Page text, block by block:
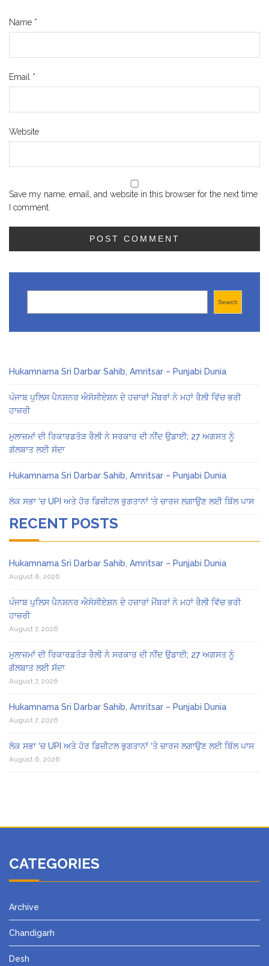
Name *
Email *
Website
Save my name, email, and website in this browser for the next time
I comment.
Search
Hukamnama Sri Darbar Sahib, Amritsar – Punjabi Dunia
ਪੰਜਾਬ ਪੁਲਿਸ ਪੈਨਸ਼ਨਰ ਐਸੋਸੀਏਸ਼ਨ ਦੇ ਹਜ਼ਾਰਾਂ ਮੈਂਬਰਾਂ ਨੇ ਮਹਾਂ ਰੈਲੀ ਵਿੱਚ ਭਰੀ
ਹਾਜ਼ਰੀ
ਮੁਲਾਜ਼ਮਾਂ ਦੀ ਰਿਕਾਰਡਤੋੜ ਰੈਲੀ ਨੇ ਸਰਕਾਰ ਦੀ ਨੀਂਦ ਉਡਾਈ; 27 ਅਗਸਤ ਨੂੰ
ਗੱਲਬਾਤ ਲਈ ਸੱਦਾ
Hukamnama Sri Darbar Sahib, Amritsar – Punjabi Dunia
ਲੋਕ ਸਭਾ ‘ਚ UPI ਅਤੇ ਹੋਰ ਡਿਜ਼ੀਟਲ ਭੁਗਤਾਨਾਂ ‘ਤੇ ਚਾਰਜ ਲਗਾਉਣ ਲਈ ਬਿੱਲ ਪਾਸ
RECENT POSTS
Hukamnama Sri Darbar Sahib, Amritsar – Punjabi Dunia
August 8, 2026
ਪੰਜਾਬ ਪੁਲਿਸ ਪੈਨਸ਼ਨਰ ਐਸੋਸੀਏਸ਼ਨ ਦੇ ਹਜ਼ਾਰਾਂ ਮੈਂਬਰਾਂ ਨੇ ਮਹਾਂ ਰੈਲੀ ਵਿੱਚ ਭਰੀ
ਹਾਜ਼ਰੀ
August 7, 2026
ਮੁਲਾਜ਼ਮਾਂ ਦੀ ਰਿਕਾਰਡਤੋੜ ਰੈਲੀ ਨੇ ਸਰਕਾਰ ਦੀ ਨੀਂਦ ਉਡਾਈ; 27 ਅਗਸਤ ਨੂੰ
ਗੱਲਬਾਤ ਲਈ ਸੱਦਾ
August 7, 2026
Hukamnama Sri Darbar Sahib, Amritsar – Punjabi Dunia
August 7, 2026
ਲੋਕ ਸਭਾ ‘ਚ UPI ਅਤੇ ਹੋਰ ਡਿਜ਼ੀਟਲ ਭੁਗਤਾਨਾਂ ‘ਤੇ ਚਾਰਜ ਲਗਾਉਣ ਲਈ ਬਿੱਲ ਪਾਸ
August 6, 2026
CATEGORIES
Archive
Chandigarh
Desh